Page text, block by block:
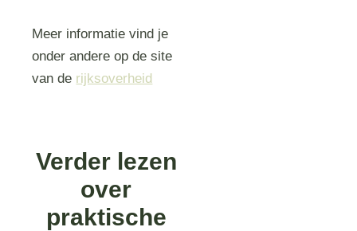
Meer informatie vind je
onder andere op de site
van de rijksoverheid
Verder lezen
over
praktische